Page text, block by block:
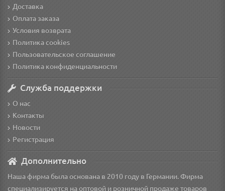
Доставка
Оплата заказа
Условия возврата
Политика cookies
Пользовательское соглашение
Политика конфиденциальности
Служба поддержки
О нас
Контакты
Новости
Регистрация
Дополнительно
Наша фирма была основана в 2010 году в Германии. Фирма
специализируется на оптовой и розничной продаже товаров